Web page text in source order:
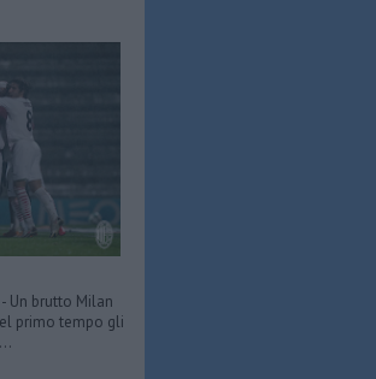
- Un brutto Milan
primo tempo gli